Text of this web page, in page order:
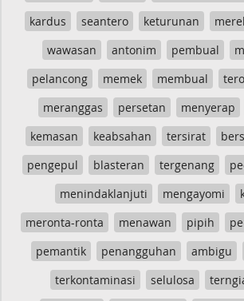
kardus seantero keturunan
wawasan
antonim pembual
pelancong
memek membual
meranggas
persetan menyerap
kemasan
keabsahan tersirat
pengepul
blasteran tergenang
menindaklanjuti
mengayomi
meronta-ronta
menawan pipih
pemantik
penangguhan ambigu
terkontaminasi
selulosa